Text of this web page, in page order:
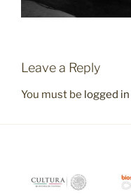
Leave a Reply
You must be logged in